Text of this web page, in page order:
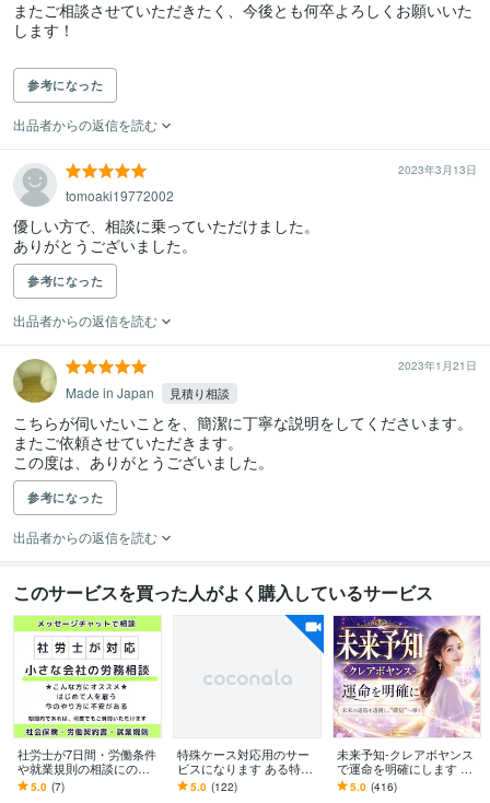
またご相談させていただきたく、今後とも何卒よろしくお願いいた
します！
参考になった
出品者からの返信を読む
2023年3月13日
tomoaki19772002
優しい方で、相談に乗っていただけました。
ありがとうございました。
参考になった
出品者からの返信を読む
2023年1月21日
Made in Japan 見積り相談
こちらが伺いたいことを、簡潔に丁寧な説明をしてくださいます。
またご依頼させていただきます。
この度は、ありがとうございました。
参考になった
出品者からの返信を読む
このサービスを買った人がよく購入しているサービス
社労士が7日間・労働条件
や就業規則の相談にのり
ます はじめての雇用で不
安な方、就業規則を作る
5.0 (7)
特殊ケース対応用のサー
ビスになります ある特殊
な場合だけ「購入可能」
です…m(_ _)m
5.0 (122)
未来予知-クレアボヤンス
で運命を明確にします 未
来の道筋を透視し、“確
信”へと導く未来予知リー
5.0 (416)